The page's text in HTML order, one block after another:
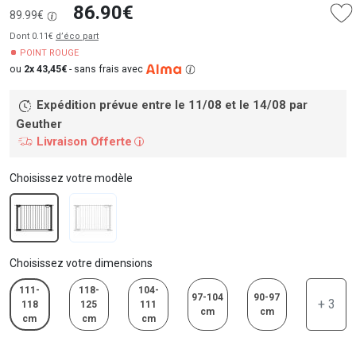
89.99€ 86.90€
Dont 0.11€ d’éco part
POINT ROUGE
ou 2x 43,45€ - sans frais avec
Expédition prévue entre le 11/08 et le 14/08 par
Geuther
Livraison Offerte
i
Choisissez votre modèle
Choisissez votre dimensions
111-
118
cm
118-
125
cm
104-
111
cm
97-104
cm
90-97
cm
+ 3